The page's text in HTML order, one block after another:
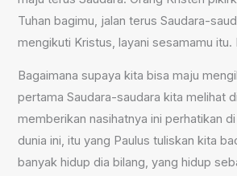
Tuhan bagimu, jalan terus Saudara-
mengikuti Kristus, layani sesamamu itu.
Bagaimana supaya kita bisa maju
pertama Saudara-saudara kita melihat
memberikan nasihatnya ini perhatikan
dunia ini, itu yang Paulus tuliskan kita
banyak hidup dia bilang, yang hidup